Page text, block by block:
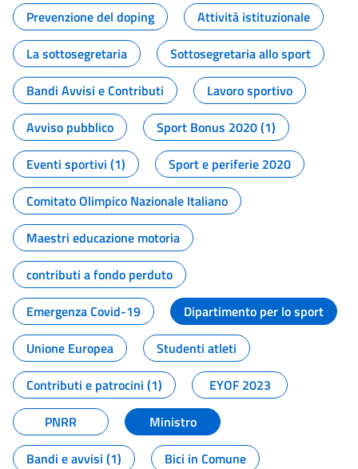
Prevenzione del doping
Attività istituzionale
La sottosegretaria
Sottosegretaria allo sport
Bandi Avvisi e Contributi
Lavoro sportivo
Avviso pubblico
Sport Bonus 2020 (1)
Eventi sportivi (1)
Sport e periferie 2020
Comitato Olimpico Nazionale Italiano
Maestri educazione motoria
contributi a fondo perduto
Emergenza Covid-19
Dipartimento per lo sport
Unione Europea
Studenti atleti
Contributi e patrocini (1)
EYOF 2023
PNRR
Ministro
Bandi e avvisi (1)
Bici in Comune